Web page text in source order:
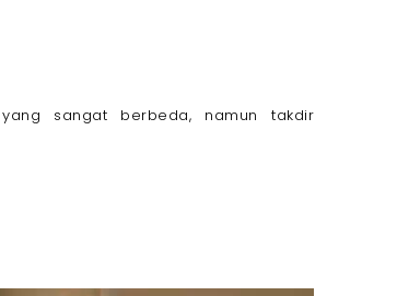
sangat berbeda, namun takdir